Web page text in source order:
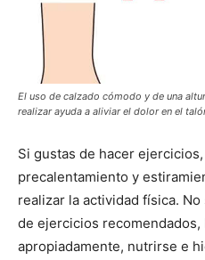
El uso de calzado cómodo y de una
realizar ayuda a aliviar el dolor en el
Si gustas de hacer
precalentamiento y
realizar la actividad física.
de ejercicios recomendados,
apropiadamente, nutrirse e